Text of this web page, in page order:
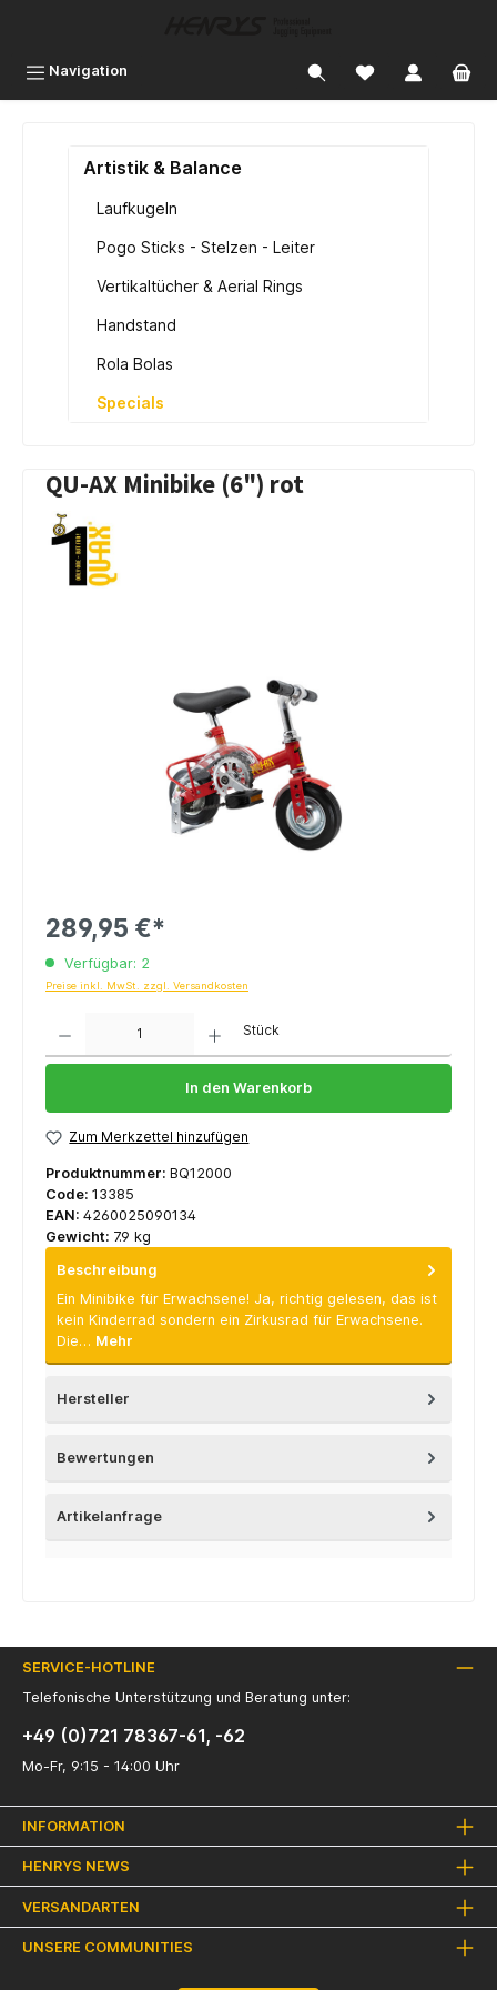
Navigation
Artistik & Balance
Laufkugeln
Pogo Sticks - Stelzen - Leiter
Vertikaltücher & Aerial Rings
Handstand
Rola Bolas
Specials
QU-AX Minibike (6") rot
289,95 €*
Verfügbar: 2
Preise inkl. MwSt. zzgl. Versandkosten
Stück
In den Warenkorb
Zum Merkzettel hinzufügen
Produktnummer: BQ12000
Code: 13385
EAN: 4260025090134
Gewicht: 7.9 kg
Beschreibung
Ein Minibike für Erwachsene! Ja, richtig gelesen, das ist
kein Kinderrad sondern ein Zirkusrad für Erwachsene.
Die… Mehr
Hersteller
Bewertungen
Artikelanfrage
SERVICE-HOTLINE
Telefonische Unterstützung und Beratung unter:
+49 (0)721 78367-61, -62
Mo-Fr, 9:15 - 14:00 Uhr
INFORMATION
HENRYS NEWS
VERSANDARTEN
UNSERE COMMUNITIES